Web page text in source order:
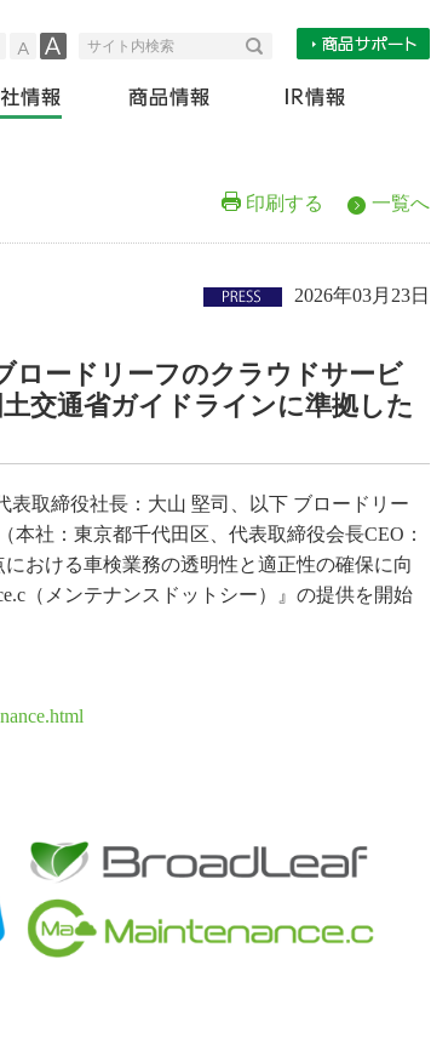
小 大
サイト内検索 検索
印刷する 一覧へ
2026年03月23日
ロードリーフのクラウドサービ
交通省ガイドラインに準拠した
取締役社長：大山 堅司、以下 ブロードリー
社：東京都千代田区、代表取締役会長CEO：
おける車検業務の透明性と適正性の確保に向
（メンテナンスドットシー）』の提供を開始